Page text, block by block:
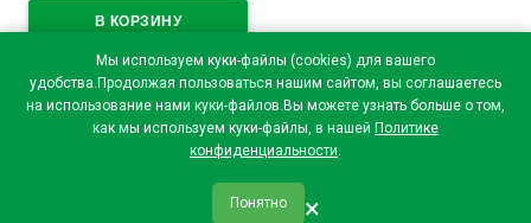
Мы используем куки-файлы (cookies) для вашего
удобства.Продолжая пользоваться нашим сайтом, вы соглашаетесь
на использование нами куки-файлов.Вы можете узнать больше о том,
как мы используем куки-файлы, в нашей Политике
конфиденциальности.
Понятно ×